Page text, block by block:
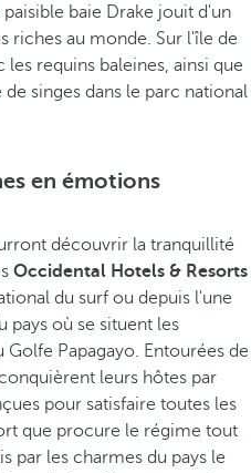
baie Drake jouit d'un
riches au monde. Sur l'île de
requins baleines, ainsi que
singes dans le parc national
en émotions
découvrir la tranquillité
Occidental Hotels & Resorts
du surf ou depuis l'une
pays où se situent les
Papagayo. Entourées de
leurs hôtes par
pour satisfaire toutes les
que procure le régime tout
par les charmes du pays le